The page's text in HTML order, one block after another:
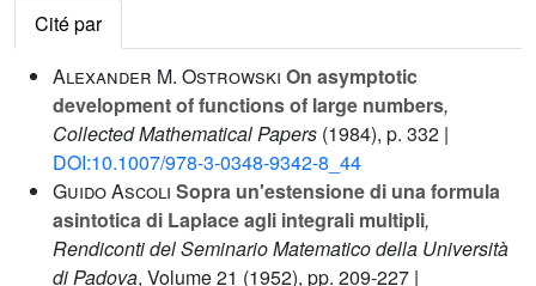
Cité par
Alexander M. Ostrowski On asymptotic
development of functions of large numbers,
Collected Mathematical Papers (1984), p. 332 |
DOI:10.1007/978-3-0348-9342-8_44
Guido Ascoli Sopra un'estensione di una formula
asintotica di Laplace agli integrali multipli,
Rendiconti del Seminario Matematico della Università
di Padova, Volume 21 (1952), pp. 209-227 |